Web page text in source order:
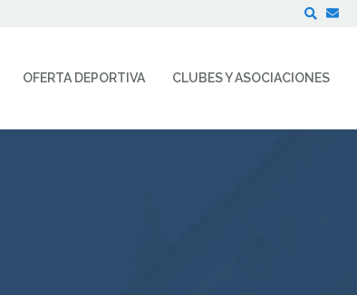
OFERTA DEPORTIVA CLUBES Y ASOCIACIONES